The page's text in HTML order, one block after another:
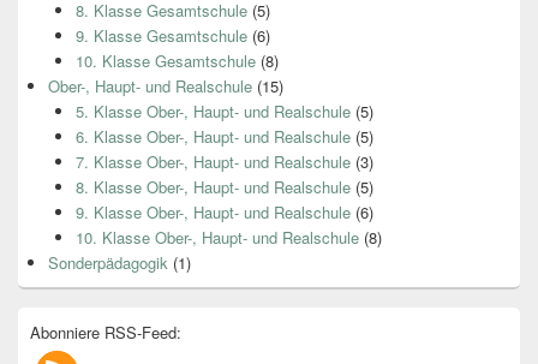
8. Klasse Gesamtschule(5)
9. Klasse Gesamtschule(6)
10. Klasse Gesamtschule(8)
Ober-, Haupt- und Realschule (15)
5. Klasse Ober-, Haupt- und Realschule(5)
6. Klasse Ober-, Haupt- und Realschule(5)
7. Klasse Ober-, Haupt- und Realschule(3)
8. Klasse Ober-, Haupt- und Realschule(5)
9. Klasse Ober-, Haupt- und Realschule(6)
10. Klasse Ober-, Haupt- und Realschule(8)
Sonderpädagogik (1)
Abonniere RSS-Feed: